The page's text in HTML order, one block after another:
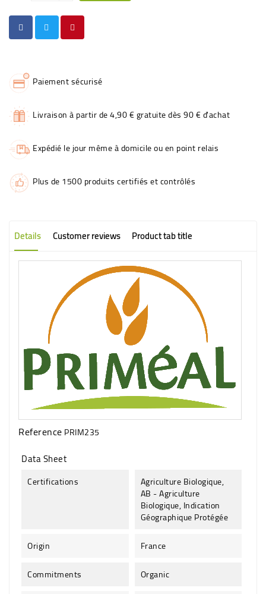
Paiement sécurisé
Livraison à partir de 4,90 € gratuite dès 90 € d'achat
Expédié le jour même à domicile ou en point relais
Plus de 1500 produits certifiés et contrôlés
Details Customer reviews Product tab title
ReferencePRIM235
Data Sheet
Certifications Agriculture Biologique,
AB - Agriculture
Biologique, Indication
Géographique Protégée
Origin
France
Commitments
Organic